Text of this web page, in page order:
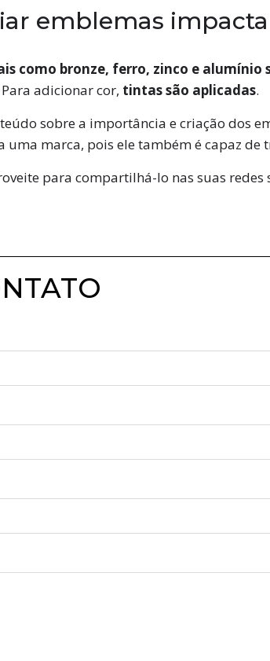
emblemas
como bronze, ferro, zinco e alumínio
Para adicionar cor, tintas são aplicadas.
sobre a importância e criação dos
uma marca, pois ele também é capaz de
para compartilhá-lo nas suas